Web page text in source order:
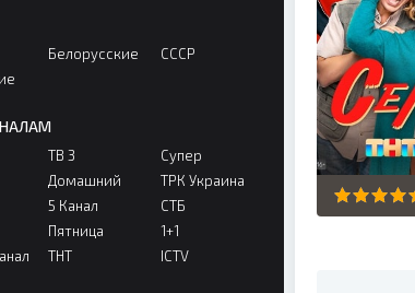
Белорусские СССР
ТВ 3
Домашний
5 Канал
Пятница
ТНТ
Супер
ТРК Украина
СТБ
1+1
ICTV